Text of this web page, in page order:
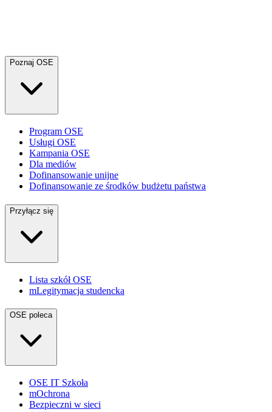
Poznaj OSE
Program OSE
Usługi OSE
Kampania OSE
Dla mediów
Dofinansowanie unijne
Dofinansowanie ze środków budżetu państwa
Przyłącz się
Lista szkół OSE
mLegitymacja studencka
OSE poleca
OSE IT Szkoła
mOchrona
Bezpieczni w sieci